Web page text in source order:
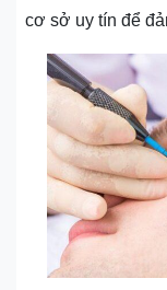
cơ sở uy tín để